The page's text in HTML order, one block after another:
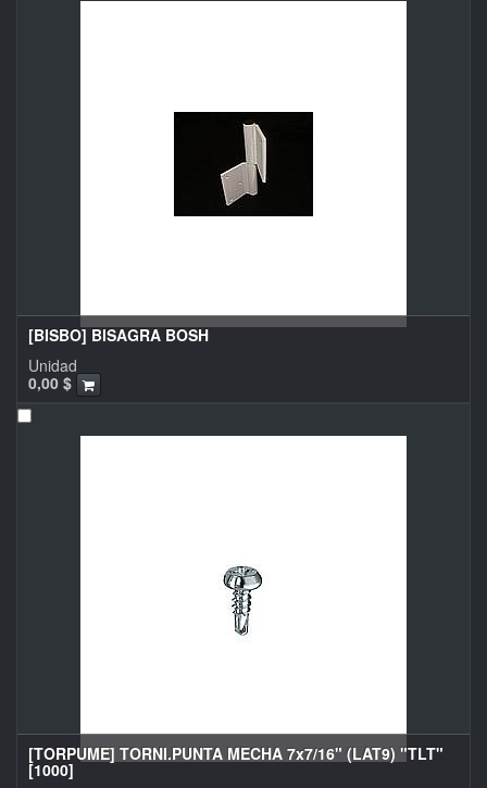
[BISBO] BISAGRA BOSH
0,00 $
Unidad
[TORPUME] TORNI.PUNTA MECHA 7x7/16" (LAT9) "TLT"
[1000]